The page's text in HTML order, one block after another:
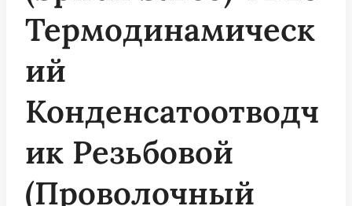
Термодинамическ
Ий
Конденсатоотводч
Ик Резьбовой
(проволочный